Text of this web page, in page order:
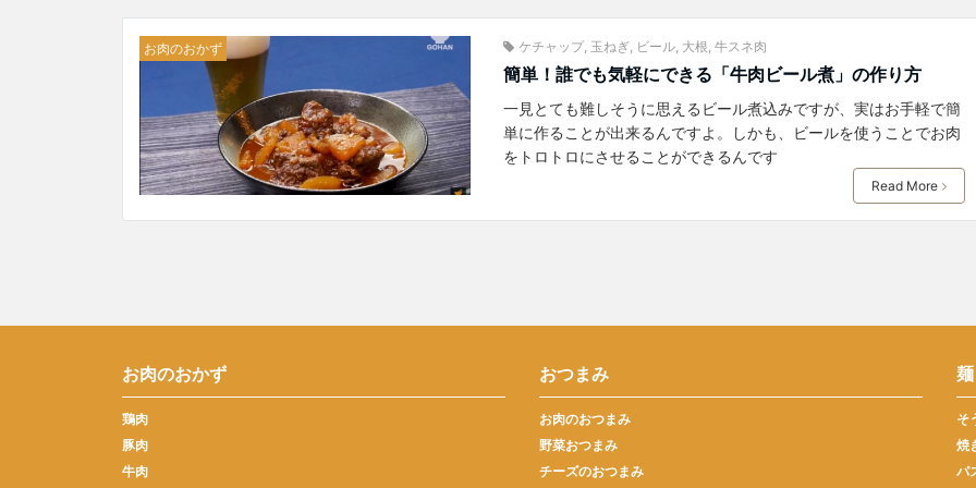
お肉のおかず ケチャップ, 玉ねぎ ビール, 大根 牛スネ肉
簡単！誰でも気軽にできる「牛肉ビール煮」の作り方
一見とても難しそうに思えるビール煮込みですが、実はお手軽で簡
単に作ることが出来るんですよ。しかも、ビールを使うことでお肉
をトロトロにさせることができるんです
Read More
お肉のおかず
鶏肉
豚肉
牛肉
おつまみ
お肉のおつまみ
野菜おつまみ
チーズのおつまみ
麺
そ
焼
パ